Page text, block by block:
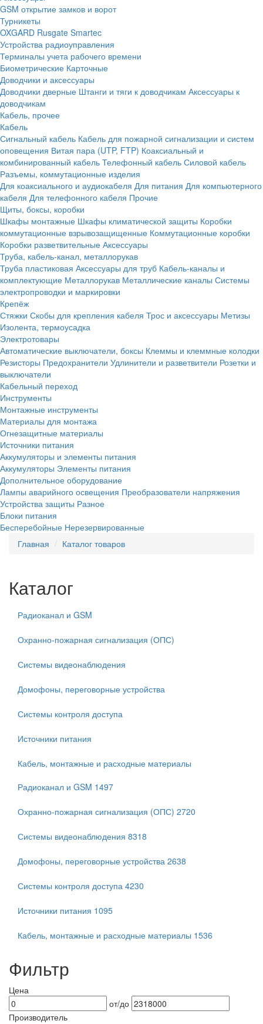
GSM открытие замков и ворот
Турникеты
OXGARD Rusgate Smartec
Устройства радиоуправления
Терминалы учета рабочего времени
Биометрические Карточные
Доводчики и аксессуары
Доводчики дверные Штанги и тяги к доводчикам Аксессуары к
доводчикам
Кабель, прочее
Кабель
Сигнальный кабель Кабель для пожарной сигнализации и систем
оповещения Витая пара (UTP, FTP) Коаксиальный и
комбинированный кабель Телефонный кабель Силовой кабель
Разъемы, коммутационные изделия
Для коаксиального и аудиокабеля Для питания Для компьютерного
кабеля Для телефонного кабеля Прочие
Щиты, боксы, коробки
Шкафы монтажные Шкафы климатической защиты Коробки
коммутационные взрывозащищенные Коммутационные коробки
Коробки разветвительные Аксессуары
Труба, кабель-канал, металлорукав
Труба пластиковая Аксессуары для труб Кабель-каналы и
комплектующие Металлорукав Металлические каналы Системы
электропроводки и маркировки
Крепёж
Стяжки Скобы для крепления кабеля Трос и аксессуары Метизы
Изолента, термоусадка
Электротовары
Автоматические выключатели, боксы Клеммы и клеммные колодки
Резисторы Предохранители Удлинители и разветвители Розетки и
выключатели
Кабельный переход
Инструменты
Монтажные инструменты
Материалы для монтажа
Огнезащитные материалы
Источники питания
Аккумуляторы и элементы питания
Аккумуляторы Элементы питания
Дополнительное оборудование
Лампы аварийного освещения Преобразователи напряжения
Устройства защиты Разное
Блоки питания
Бесперебойные Нерезервированные
Главная
Каталог товаров
Каталог
Радиоканал и GSM
Охранно-пожарная сигнализация (ОПС)
Системы видеонаблюдения
Домофоны, переговорные устройства
Системы контроля доступа
Источники питания
Кабель, монтажные и расходные материалы
Радиоканал и GSM 1497
Охранно-пожарная сигнализация (ОПС) 2720
Системы видеонаблюдения 8318
Домофоны, переговорные устройства 2638
Системы контроля доступа 4230
Источники питания 1095
Кабель, монтажные и расходные материалы 1536
Фильтр
Цена
от/до
Производитель